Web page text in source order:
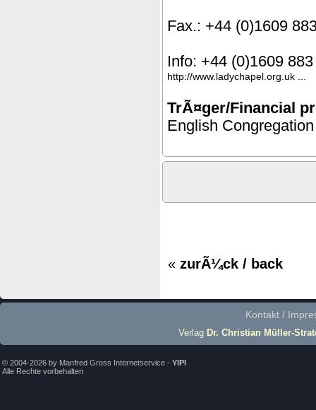
Fax.: +44 (0)1609
Info: +44 (0)1609
http://www.ladychapel.org.uk ...
TrÃ¤ger/Financial
English Congregation
« zurÃ¼ck / back
Kontakt /
Verlag Dr. Christian Müller-
© 2004-2026 by Manfred Gross Internetservice - YIPI
Alle Rechte vorbehalten